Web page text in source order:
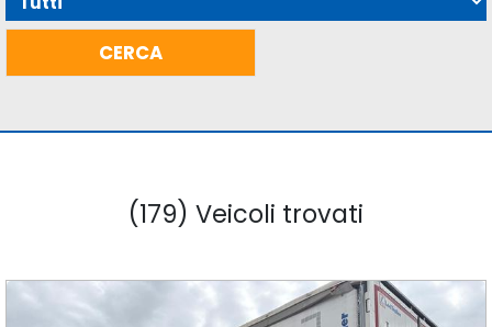
(179) Veicoli trovati